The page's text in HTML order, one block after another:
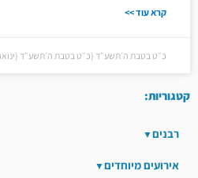
קרא עוד >>
כ״ט בטבת ה׳תשע״ד (כ״ט בטבת ה׳תשע״ד (ינואר 1,
קטגוריות:
רבנים
אירועים מיוחדים